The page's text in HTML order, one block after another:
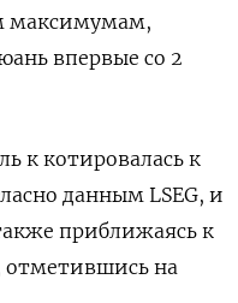
максимумам,
впервые со 2
к котировалась к
данным LSEG, и
приближаясь к
на